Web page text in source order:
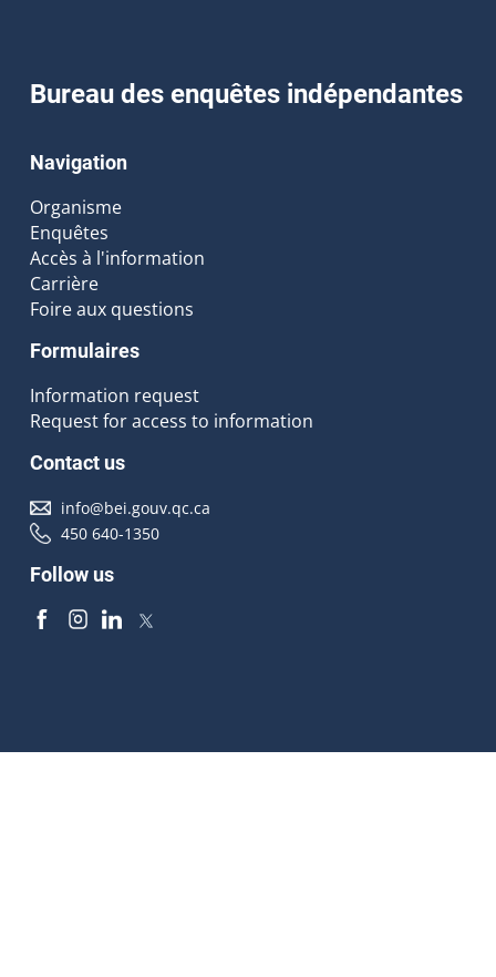
Bureau des enquêtes indépendantes
Navigation
Organisme
Enquêtes
Accès à l'information
Carrière
Foire aux questions
Formulaires
Information request
Request for access to information
Contact us
info@bei.gouv.qc.ca
450 640-1350
Follow us